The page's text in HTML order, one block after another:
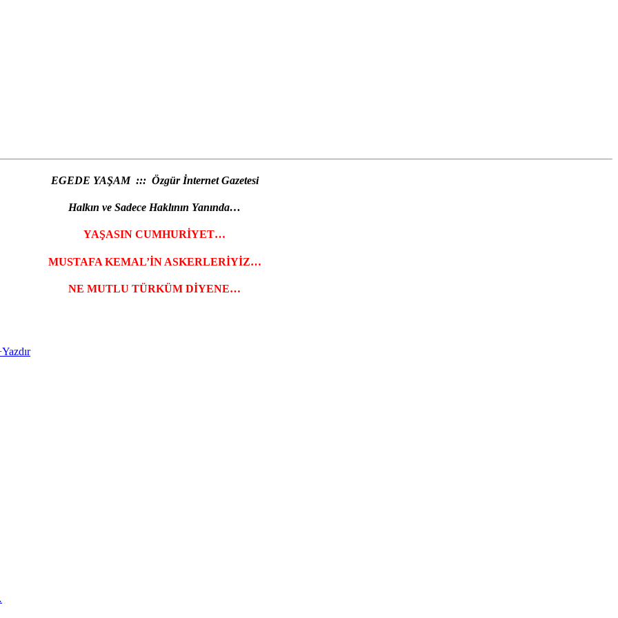
EGEDE YAŞAM ::: Özgür İnternet Gazetesi
Halkın ve Sadece Haklının Yanında…
YAŞASIN CUMHURİYET…
MUSTAFA KEMAL’İN ASKERLERİYİZ…
NE MUTLU TÜRKÜM DİYENE…
Yazdır